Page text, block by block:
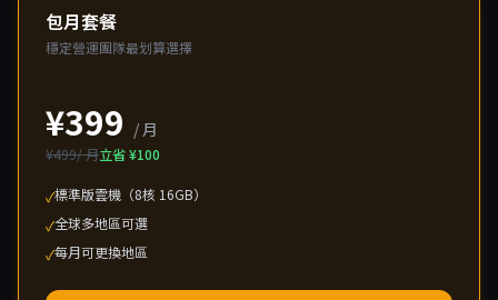
包月套餐
穩定營運團隊最划算選擇
¥399 / 月
¥499/ 月立省 ¥100
✓標準版雲機（8核 16GB）
✓全球多地區可選
✓每月可更換地區